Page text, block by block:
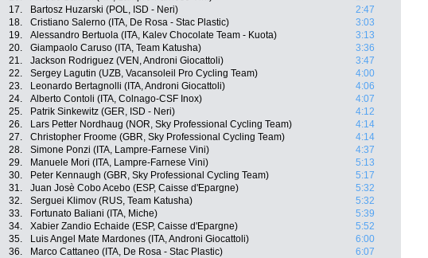
17.
Bartosz Huzarski (POL, ISD - Neri)
2:47
18.
Cristiano Salerno (ITA, De Rosa - Stac Plastic)
3:03
19.
Alessandro Bertuola (ITA, Kalev Chocolate Team - Kuota)
3:13
20.
Giampaolo Caruso (ITA, Team Katusha)
3:36
21.
Jackson Rodriguez (VEN, Androni Giocattoli)
3:47
22.
Sergey Lagutin (UZB, Vacansoleil Pro Cycling Team)
4:00
23.
Leonardo Bertagnolli (ITA, Androni Giocattoli)
4:06
24.
Alberto Contoli (ITA, Colnago-CSF Inox)
4:07
25.
Patrik Sinkewitz (GER, ISD - Neri)
4:12
26.
Lars Petter Nordhaug (NOR, Sky Professional Cycling Team)
4:14
27.
Christopher Froome (GBR, Sky Professional Cycling Team)
4:14
28.
Simone Ponzi (ITA, Lampre-Farnese Vini)
4:37
29.
Manuele Mori (ITA, Lampre-Farnese Vini)
5:13
30.
Peter Kennaugh (GBR, Sky Professional Cycling Team)
5:17
31.
Juan Josè Cobo Acebo (ESP, Caisse d'Epargne)
5:32
32.
Serguei Klimov (RUS, Team Katusha)
5:32
33.
Fortunato Baliani (ITA, Miche)
5:39
34.
Xabier Zandio Echaide (ESP, Caisse d'Epargne)
5:52
35.
Luis Angel Mate Mardones (ITA, Androni Giocattoli)
6:00
36.
Marco Cattaneo (ITA, De Rosa - Stac Plastic)
6:07
Facebook
Twitter
Newsletter: